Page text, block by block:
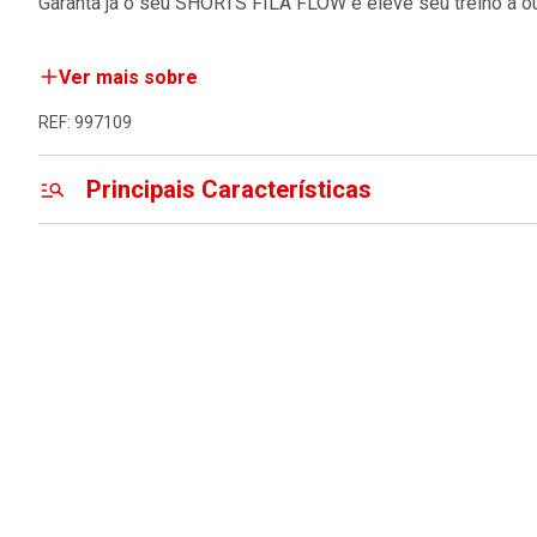
Ver mais sobre
REF: 997109
Principais Características